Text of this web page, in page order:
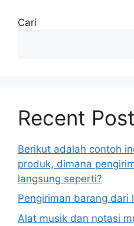
Cari
Recent
Berikut adalah contoh
produk, dimana
langsung seperti?
Pengiriman barang dari
Alat musik dan notasi